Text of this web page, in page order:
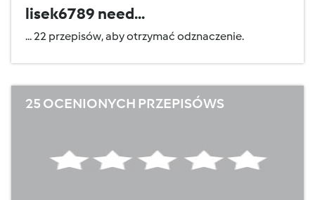
lisek6789 need...
... 22 przepisów, aby otrzymać odznaczenie.
25 OCENIONYCH PRZEPISÓWS